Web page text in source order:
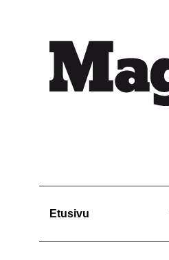
Etusivu